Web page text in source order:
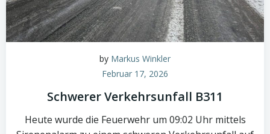
by Markus Winkler
Februar 17, 2026
Schwerer Verkehrsunfall B311
Heute wurde die Feuerwehr um 09:02 Uhr mittels